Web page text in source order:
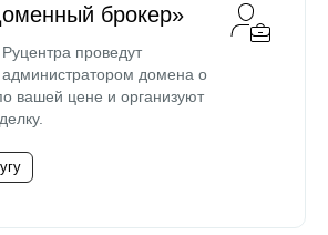
брокер»
проведут
администратором домена о
вашей цене и организуют